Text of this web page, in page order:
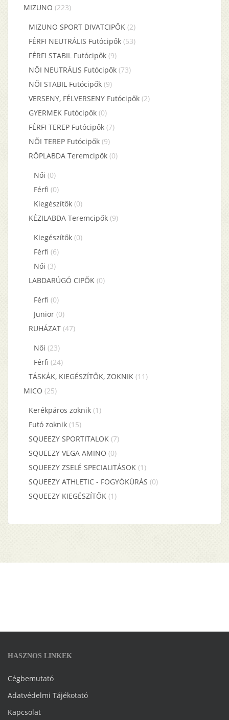
MIZUNO (223)
MIZUNO SPORT DIVATCIPŐK (2)
FÉRFI NEUTRÁLIS Futócipők (53)
FÉRFI STABIL Futócipők (9)
NŐI NEUTRÁLIS Futócipők (73)
NŐI STABIL Futócipők (9)
VERSENY, FÉLVERSENY Futócipők (2)
GYERMEK Futócipők (0)
FÉRFI TEREP Futócipők (7)
NŐI TEREP Futócipők (9)
RÖPLABDA Teremcipők (0)
Női (0)
Férfi (0)
Kiegészítők (0)
KÉZILABDA Teremcipők (9)
Kiegészítők (0)
Férfi (6)
Női (3)
LABDARÚGÓ CIPŐK (0)
Férfi (0)
Junior (0)
RUHÁZAT (47)
Női (23)
Férfi (24)
TÁSKÁK, KIEGÉSZÍTŐK, ZOKNIK (11)
MICO (25)
Kerékpáros zoknik (1)
Futó zoknik (15)
SQUEEZY SPORTITALOK (7)
SQUEEZY VEGA AMINO (0)
SQUEEZY ZSELÉ SPECIALITÁSOK (1)
SQUEEZY ATHLETIC - FOGYÓKÚRÁS (0)
SQUEEZY KIEGÉSZÍTŐK (1)
HASZNOS LINKEK
Cégbemutató
Adatvédelmi Tájékotató
Kapcsolat